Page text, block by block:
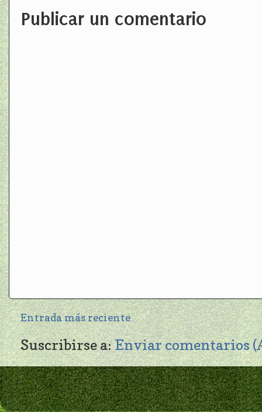
Publicar un comentario
Entrada más reciente
Suscribirse a:Enviar comentarios